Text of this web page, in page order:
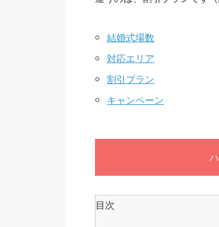
結婚式場数
対応エリア
割引プラン
キャンペーン
目次